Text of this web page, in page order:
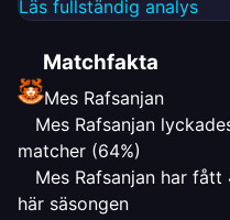
Läs fullständig analys
Matchfakta
Mes Rafsanjan
Mes Rafsanjan
matcher (64%)
Mes Rafsanjan har
här säsongen